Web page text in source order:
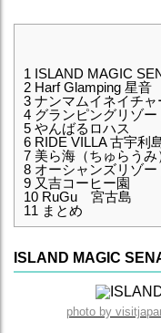
1 ISLAND MAGIC
2 Harf Glamping 星音
3 ナンマムイネイチャ
4 グランピングリゾ
5 やんばるロハス
6 RIDE VILLA 古宇利
7 美ら海（ちゅらうみ
8 オーシャンズリゾー
9 又吉コーヒー園
10 RuGu 宮古島
11 まとめ
ISLAND MAGIC
photo by